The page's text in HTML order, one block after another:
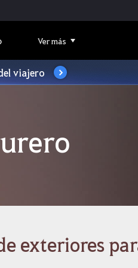
Ver más
viajero
exteriores